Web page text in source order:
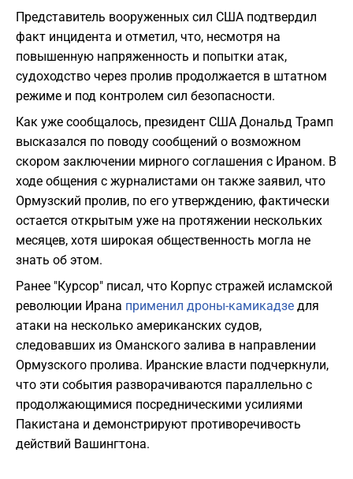
Представитель вооруженных сил США подтвердил
факт инцидента и отметил, что, несмотря на
повышенную напряженность и попытки атак,
судоходство через пролив продолжается в штатном
режиме и под контролем сил безопасности.
Как уже сообщалось, президент США Дональд Трамп
высказался по поводу сообщений о возможном
скором заключении мирного соглашения с Ираном. В
ходе общения с журналистами он также заявил, что
Ормузский пролив, по его утверждению, фактически
остается открытым уже на протяжении нескольких
месяцев, хотя широкая общественность могла не
знать об этом.
Ранее "Курсор" писал, что Корпус стражей исламской
революции Ирана применил дроны-камикадзе для
атаки на несколько американских судов,
следовавших из Оманского залива в направлении
Ормузского пролива. Иранские власти подчеркнули,
что эти события разворачиваются параллельно с
продолжающимися посредническими усилиями
Пакистана и демонстрируют противоречивость
действий Вашингтона.